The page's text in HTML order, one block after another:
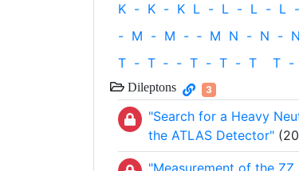
K - K - K L - L - L - L -
- M - M - ‐ M N - N - N
T - T ‐ - T - T - T T -
Dileptons 3
"Search for a Heavy
the ATLAS Detector"
"Measurement of the